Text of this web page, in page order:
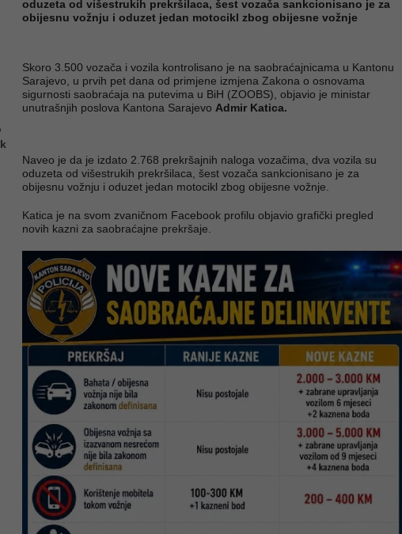
oduzeta od višestrukih prekršilaca, šest vozača sankcionisano je za
obijesnu vožnju i oduzet jedan motocikl zbog obijesne vožnje
Skoro 3.500 vozača i vozila kontrolisano je na saobraćajnicama u Kantonu
Sarajevo, u prvih pet dana od primjene izmjena Zakona o osnovama
sigurnosti saobraćaja na putevima u BiH (ZOOBS), objavio je ministar
unutrašnjih poslova Kantona Sarajevo Admir Katica.
Naveo je da je izdato 2.768 prekršajnih naloga vozačima, dva vozila su
oduzeta od višestrukih prekršilaca, šest vozača sankcionisano je za
obijesnu vožnju i oduzet jedan motocikl zbog obijesne vožnje.
Katica je na svom zvaničnom Facebook profilu objavio grafički pregled
novih kazni za saobraćajne prekršaje.